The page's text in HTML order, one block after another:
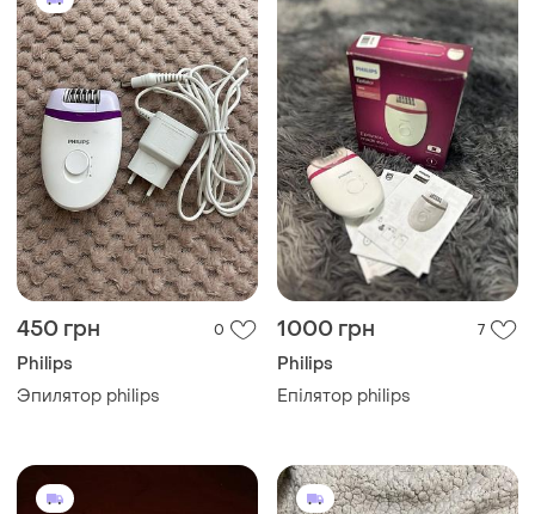
450 грн 0
Philips
Эпилятор philips
1000 грн 7
Philips
Епілятор philips